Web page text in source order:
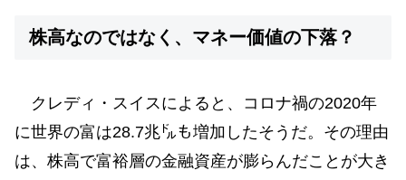
株高なのではなく、マネー価値の下落？
クレディ・スイスによると、コロナ禍の2020年
に世界の富は28.7兆㌦も増加したそうだ。その理由
は、株高で富裕層の金融資産が膨らんだことが大き